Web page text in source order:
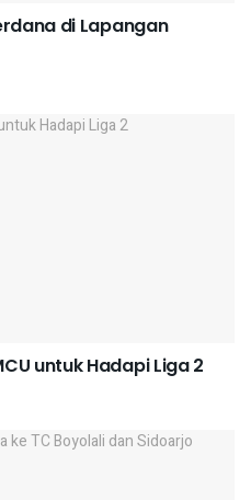
di Lapangan
untuk Hadapi Liga 2